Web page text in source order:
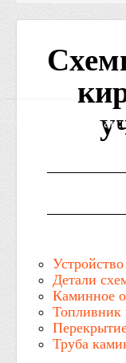
Детали
Каминное
Топливник
Труба
Контакты: